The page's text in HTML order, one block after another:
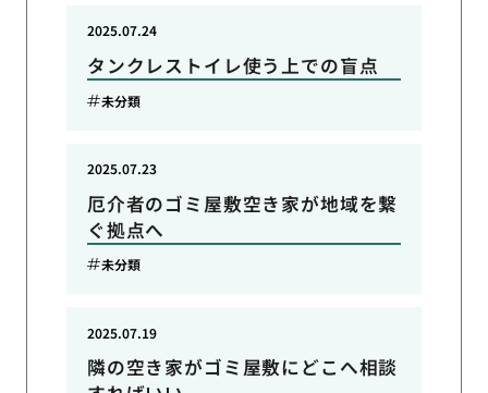
タンクレストイレ使う上での盲点
2025.07.24
未分類
厄介者のゴミ屋敷空き家が地域を繋
ぐ拠点へ
2025.07.23
未分類
隣の空き家がゴミ屋敷にどこへ相談
2025.07.19